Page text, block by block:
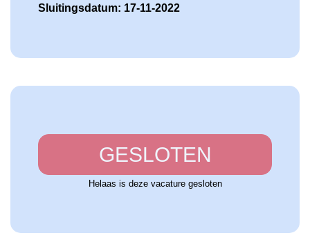
Sluitingsdatum: 17-11-2022
GESLOTEN
Helaas is deze vacature gesloten